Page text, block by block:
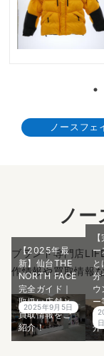
ノースフェ
ノ
ブランド専門店
作情報や買取情報
【2025年最
新】仙台THE
NORTH FACE
完全ガイド｜
取扱い店舗と
買取情報をご
紹介！
2025年9月5日
ー
分
ウ
ー
気
介日